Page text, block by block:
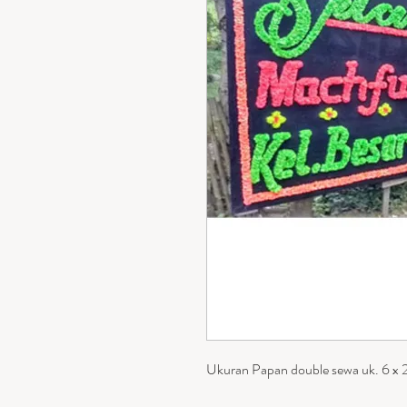
Ukuran Papan double sewa uk. 6 x